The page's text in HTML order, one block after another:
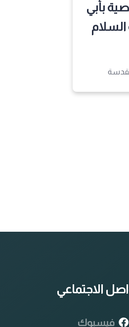
بأبي
الاجتماعي
فيسبوك